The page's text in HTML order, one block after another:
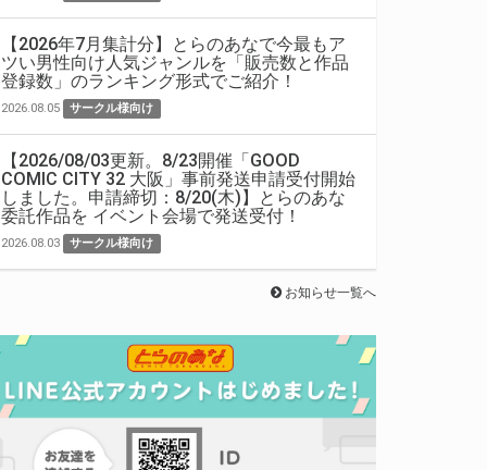
【2026年7月集計分】とらのあなで今最もア
ツい男性向け人気ジャンルを「販売数と作品
登録数」のランキング形式でご紹介！
2026.08.05 サークル様向け
【2026/08/03更新。8/23開催「GOOD
COMIC CITY 32 大阪」事前発送申請受付開始
しました。申請締切：8/20(木)】とらのあな
委託作品を イベント会場で発送受付！
2026.08.03 サークル様向け
お知らせ一覧へ